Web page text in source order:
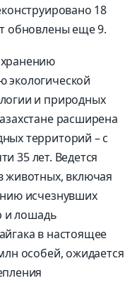
18
обновлены еще 9.
экологической
и природных
расширена
территорий – с
35 лет. Ведется
животных, включая
исчезнувших
и лошадь
в настоящее
особей, ожидается